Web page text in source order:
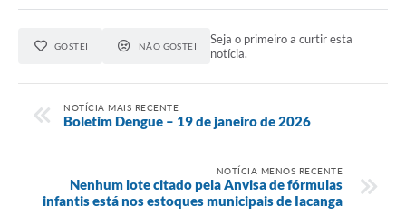
GOSTEI NÃO GOSTEI
Seja o primeiro a curtir esta
notícia.
NOTÍCIA MAIS RECENTE
Boletim Dengue – 19 de janeiro de 2026
NOTÍCIA MENOS RECENTE
Nenhum lote citado pela Anvisa de fórmulas
infantis está nos estoques municipais de Iacanga